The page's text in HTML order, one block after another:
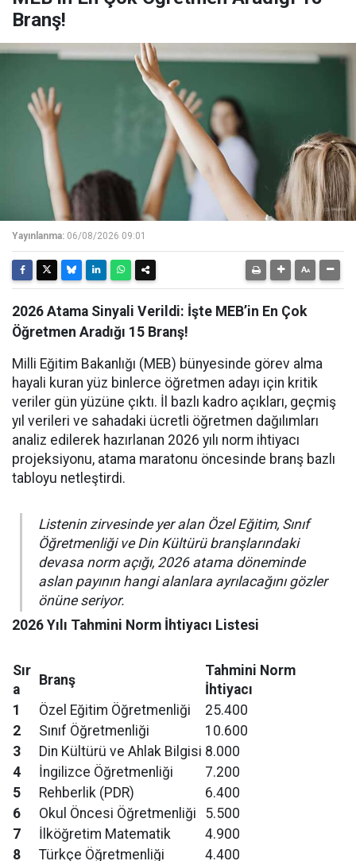
Branş!
Yayınlanma: 06/08/2026 09:01
2026 Atama Sinyali Verildi: İşte MEB’in En Çok
Öğretmen Aradığı 15 Branş!
Milli Eğitim Bakanlığı (MEB) bünyesinde görev alma
hayali kuran yüz binlerce öğretmen adayı için kritik
veriler gün yüzüne çıktı. İl bazlı kadro açıkları, geçmiş
yıl verileri ve sahadaki ücretli öğretmen dağılımları
analiz edilerek hazırlanan 2026 yılı norm ihtiyacı
projeksiyonu, atama maratonu öncesinde branş bazlı
tabloyu netleştirdi.
Listenin zirvesinde yer alan Özel Eğitim, Sınıf
Öğretmenliği ve Din Kültürü branşlarındaki
devasa norm açığı, 2026 atama döneminde
aslan payının hangi alanlara ayrılacağını gözler
önüne seriyor.
2026 Yılı Tahmini Norm İhtiyacı Listesi
Sır
a
Branş
Tahmini Norm
İhtiyacı
1
Özel Eğitim Öğretmenliği
25.400
2
Sınıf Öğretmenliği
10.600
3
Din Kültürü ve Ahlak Bilgisi 8.000
4
İngilizce Öğretmenliği
7.200
5
Rehberlik (PDR)
6.400
6
Okul Öncesi Öğretmenliği
5.500
7
İlköğretim Matematik
4.900
8
Türkçe Öğretmenliği
4.400